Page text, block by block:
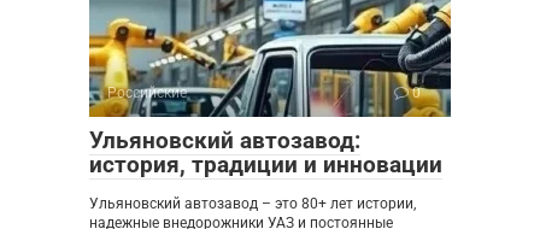
Российские 0
Ульяновский автозавод:
история, традиции и инновации
Ульяновский автозавод – это 80+ лет истории,
надежные внедорожники УАЗ и постоянные